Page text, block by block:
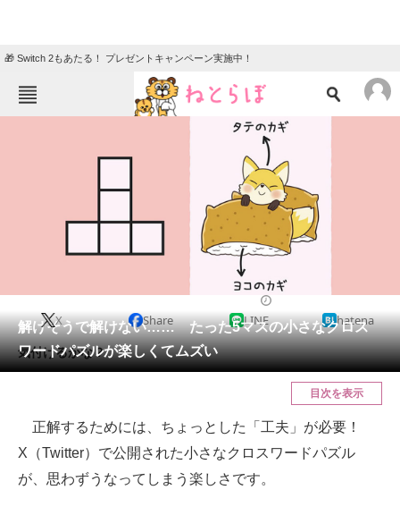
🎁 Switch 2もあたる！ プレゼントキャンペーン実施中！
地域
教育・育児
リサーチ
会員記事
メディア
ITの今と未来を見通す
スマホと通信の最新トレンド
解けそうで解けない…… たった5マスの小さなクロス
ワードパズルが楽しくてムズい
X Share LINE hatena
気付けるかな？
目次を表示
正解するためには、ちょっとした「工夫」が必要！
X（Twitter）で公開された小さなクロスワードパズル
が、思わずうなってしまう楽しさです。